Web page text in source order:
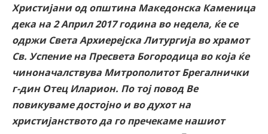
Христијани од општина Македонска Каменица
дека на 2 Април 2017 година во недела, ќе се
одржи Света Архиерејска Литургија во храмот
Св. Успение на Пресвета Богородица во која ќе
чиноначалствува Митрополитот Брегалнички
г-дин Отец Иларион. По тој повод Ве
повикуваме достојно и во духот на
христијанството да го пречекаме нашиот